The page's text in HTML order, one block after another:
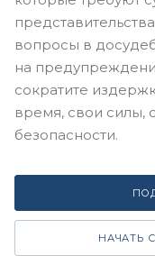
вопросы в
на
сократите
время, свои силы,
безопасности.
НАЧАТЬ